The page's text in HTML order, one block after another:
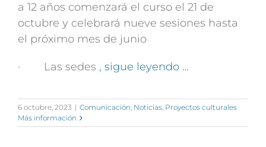
a 12 años comenzará el curso el 21 de
octubre y celebrará nueve sesiones hasta
el próximo mes de junio
· Las sedes , sigue leyendo …
6 octubre, 2023 | Comunicación, Noticias, Proyectos culturales
Más información